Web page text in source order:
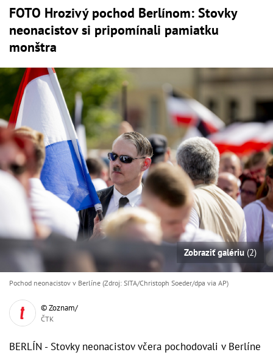
FOTO Hrozivý pochod Berlínom: Stovky
neonacistov si pripomínali pamiatku
monštra
Zobraziť galériu(2)
Pochod neonacistov v Berlíne (Zdroj: SITA/Christoph Soeder/dpa via AP)
© Zoznam/
ČTK
BERLÍN - Stovky neonacistov včera pochodovali v Berlíne